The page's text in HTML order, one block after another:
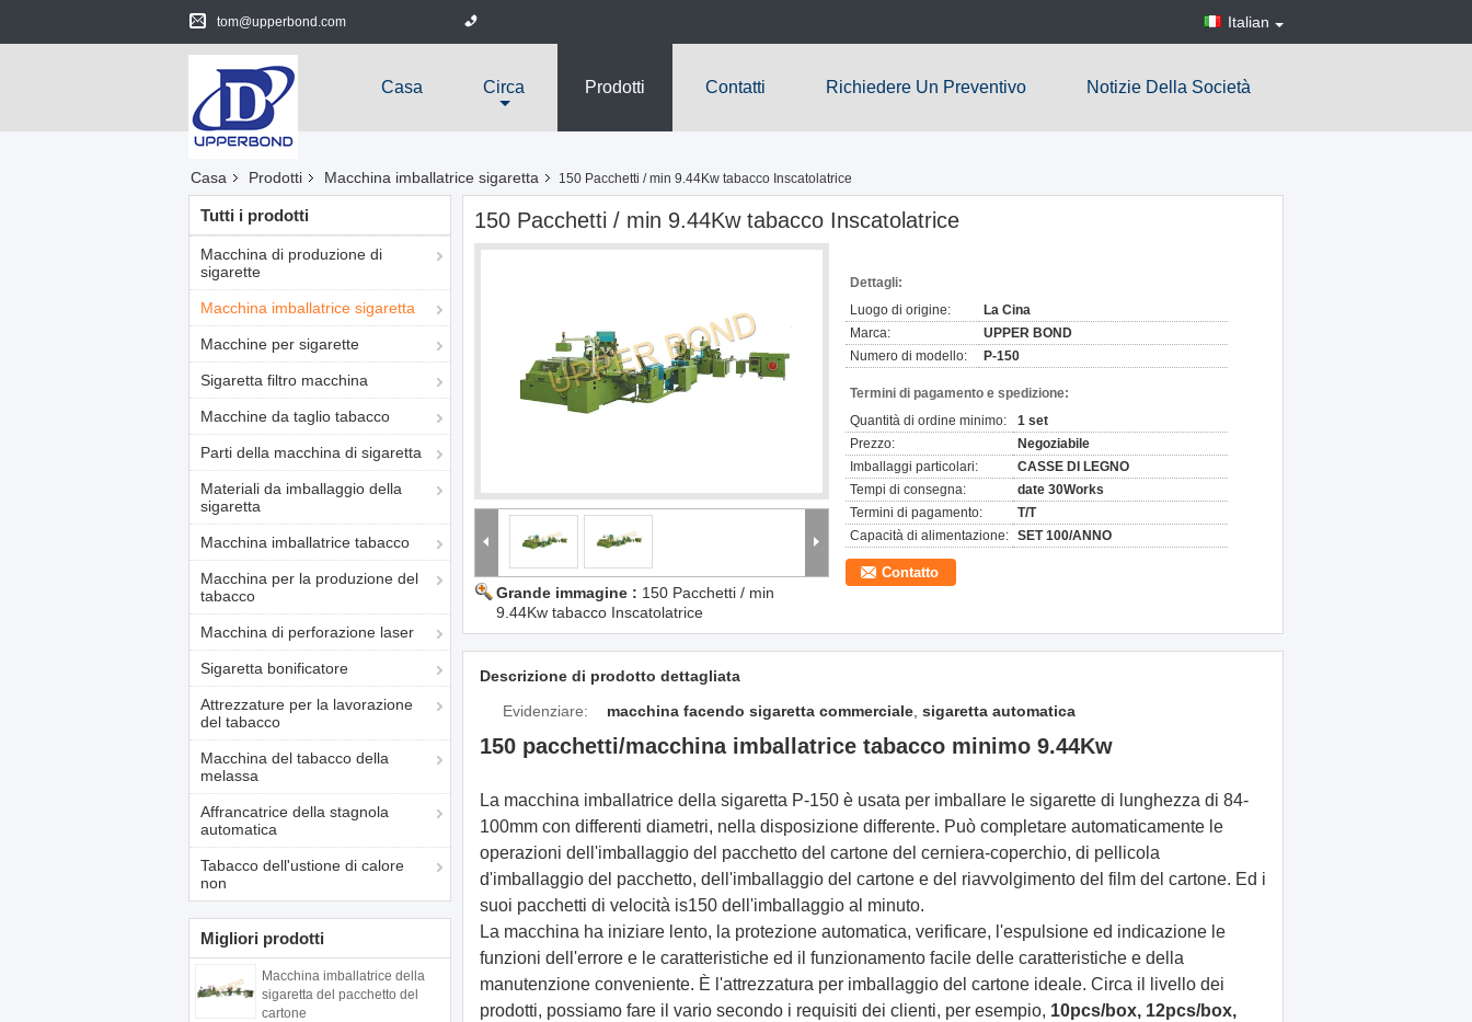
tom@upperbond.com Italian
Casa Circa Prodotti Contatti Richiedere Un Preventivo Notizie Della Società
Casa Prodotti Macchina imballatrice sigaretta 150 Pacchetti / min 9.44Kw tabacco Inscatolatrice
Tutti i prodotti
Macchina di produzione di
sigarette
Macchina imballatrice sigaretta
Macchine per sigarette
Sigaretta filtro macchina
Macchine da taglio tabacco
Parti della macchina di sigaretta
Materiali da imballaggio della
sigaretta
Macchina imballatrice tabacco
Macchina per la produzione del
tabacco
Macchina di perforazione laser
Sigaretta bonificatore
Attrezzature per la lavorazione
del tabacco
Macchina del tabacco della
melassa
Affrancatrice della stagnola
automatica
Tabacco dell'ustione di calore
non
Migliori prodotti
Macchina imballatrice della
sigaretta del pacchetto del
cartone
150 Pacchetti / min 9.44Kw tabacco Inscatolatrice
Grande immagine : 150 Pacchetti / min
9.44Kw tabacco Inscatolatrice
Dettagli:
Luogo di origine:
La Cina
Marca:
UPPER BOND
Numero di modello:
P-150
Termini di pagamento e spedizione:
Quantità di ordine minimo:
1 set
Prezzo:
Negoziabile
Imballaggi particolari:
CASSE DI LEGNO
Tempi di consegna:
date 30Works
Termini di pagamento:
T/T
Capacità di alimentazione: SET 100/ANNO
Contatto
Descrizione di prodotto dettagliata
Evidenziare:
macchina facendo sigaretta commerciale sigaretta automatica
150 pacchetti/macchina imballatrice tabacco minimo 9.44Kw
La macchina imballatrice della sigaretta P-150 è usata per imballare le sigarette di lunghezza di 84-
100mm con differenti diametri, nella disposizione differente. Può completare automaticamente le
operazioni dell'imballaggio del pacchetto del cartone del cerniera-coperchio, di pellicola
d'imballaggio del pacchetto, dell'imballaggio del cartone e del riavvolgimento del film del cartone. Ed i
suoi pacchetti di velocità is150 dell'imballaggio al minuto.
La macchina ha iniziare lento, la protezione automatica, verificare, l'espulsione ed indicazione le
funzioni dell'errore e le caratteristiche ed il funzionamento facile delle caratteristiche e della
manutenzione conveniente. È l'attrezzatura per imballaggio del cartone ideale. Circa il livello dei
prodotti, possiamo fare il vario secondo i requisiti dei clienti, per esempio, 10pcs/box, 12pcs/box,